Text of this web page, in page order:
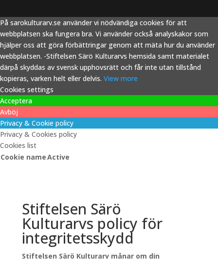
På sarokulturarv.se använder vi nödvändiga cookies för att
webbplatsen ska fungera bra. Vi använder också analyskakor som
hjälper oss att göra förbättringar genom att mäta hur du använder
webbplatsen. -Stiftelsen Särö Kulturarvs hemsida samt materialet
därpå skyddas av svensk upphovsrätt och får inte utan tillstånd
kopieras, varken helt eller delvis. View more
Cookies settings
Acceptera
Avböj
Privacy & Cookie policy
Privacy & Cookies policy
Cookies list
Cookie nameActive
Stiftelsen Särö
Kulturarvs policy för
integritetsskydd
Stiftelsen Särö Kulturarv månar om din